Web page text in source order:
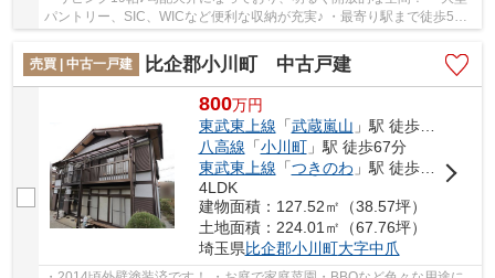
パントリー、SIC、WICなど便利な収納が充実♪ ・最寄り駅まで徒歩5分
の便利な住環境です！ 「今から見たい！」大歓...
売買 | 中古一戸建
比企郡小川町 中古戸建
800万円
東武東上線 「武蔵嵐山 」駅 徒歩39分
八高線 「小川町」駅 徒歩67分
東武東上線 「つきのわ 」駅 徒歩64分
4LDK
建物面積：127.52㎡（38.57坪）
土地面積：224.01㎡（67.76坪）
埼玉県比企郡小川町大字中爪